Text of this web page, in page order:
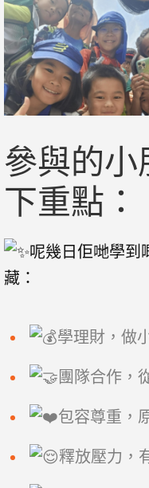
參與的小
下重點：
呢幾日佢哋學到
藏：
學理財，做
團隊合作，
包容尊重，
釋放壓力，